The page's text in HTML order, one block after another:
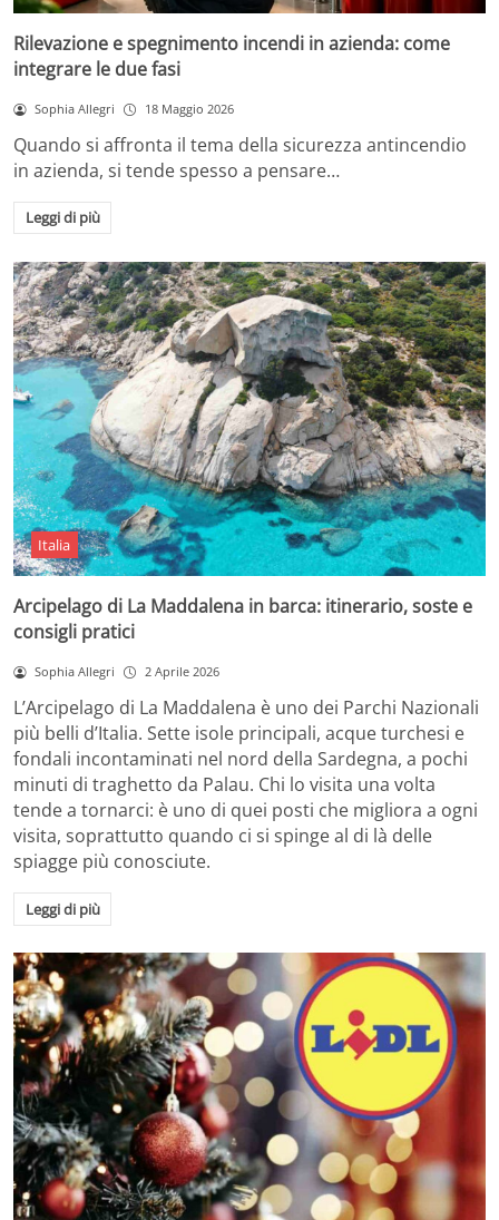
Rilevazione e spegnimento incendi in azienda: come
integrare le due fasi
Sophia Allegri 18 Maggio 2026
Quando si affronta il tema della sicurezza antincendio
in azienda, si tende spesso a pensare…
Leggi di più
Italia
Arcipelago di La Maddalena in barca: itinerario, soste e
consigli pratici
Sophia Allegri 2 Aprile 2026
L’Arcipelago di La Maddalena è uno dei Parchi Nazionali
più belli d’Italia. Sette isole principali, acque turchesi e
fondali incontaminati nel nord della Sardegna, a pochi
minuti di traghetto da Palau. Chi lo visita una volta
tende a tornarci: è uno di quei posti che migliora a ogni
visita, soprattutto quando ci si spinge al di là delle
spiagge più conosciute.
Leggi di più